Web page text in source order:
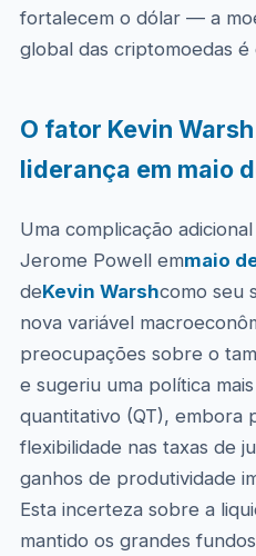
fortalecem o dólar — a
global das criptomoedas é
O fator Kevin
liderança em maio
Uma complicação
Jerome Powell emmaio
deKevin Warshcomo seu
nova variável
preocupações sobre o
e sugeriu uma política
quantitativo (QT), embora
flexibilidade nas taxas de
ganhos de produtividade
Esta incerteza sobre a
mantido os grandes